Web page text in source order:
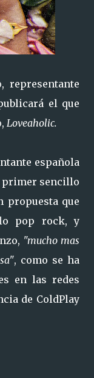
representante
el que
Loveaholic.
española
primer sencillo
propuesta que
pop rock, y
"mucho mas
, como se ha
en las redes
de ColdPlay